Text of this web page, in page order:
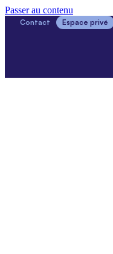
Passer au contenu
Contact Espace privé